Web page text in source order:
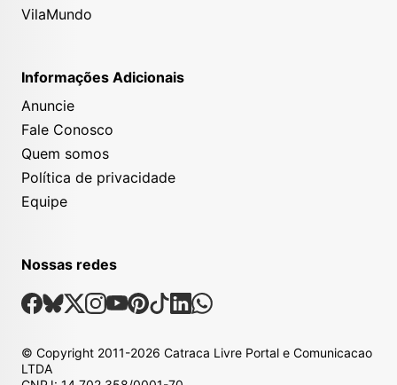
VilaMundo
Informações Adicionais
Anuncie
Fale Conosco
Quem somos
Política de privacidade
Equipe
Nossas redes
Nossas Redes Sociais
Facebook
Bsky
X Instagram
Youtube
Pinterest
TiktokLinkedin
Whatsapp
© Copyright 2011-2026 Catraca Livre Portal e Comunicacao
LTDA